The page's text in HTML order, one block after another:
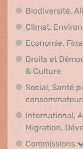
Biodiversité,
Climat,
Economie,
Droits et
& Culture
Social, Santé
International,
Migration,
Commissions
Commissions